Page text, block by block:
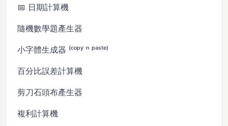
📅 日期計算機
隨機數學題產生器
小字體生成器 ⁽ᶜᵒᵖʸ ⁿ ᵖᵃˢᵗᵉ⁾
百分比誤差計算機
剪刀石頭布產生器
複利計算機